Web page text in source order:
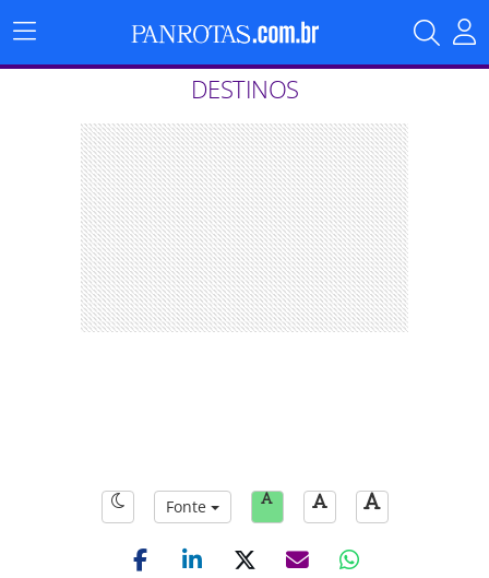
Menu
Principal
DESTINOS
Fonte